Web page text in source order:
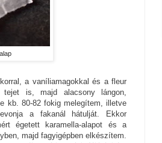
a vaníliamagokkal és a fleur
tejet is, majd alacsony lángon,
kb. 80-82 fokig melegítem, illetve
a fakanál hátulját. Ekkor
égetett karamella-alapot és a
majd fagyigépben elkészítem.